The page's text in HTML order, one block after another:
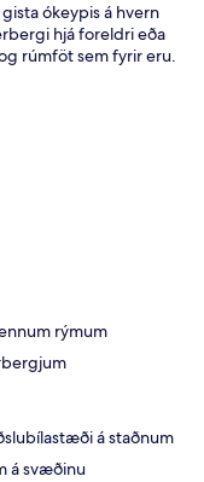
ókeypis á hvern
hjá foreldri eða
rúmföt sem fyrir eru.
rýmum
á staðnum
á svæðinu